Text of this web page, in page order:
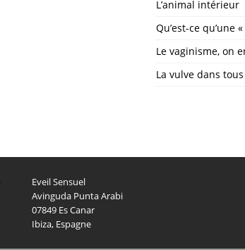
L’animal intérieur
Qu’est-ce qu’une
Le vaginisme, on
La vulve dans
Eveil Sensuel
Avinguda Punta Arabi
07849 Es Canar
Ibiza, Espagne